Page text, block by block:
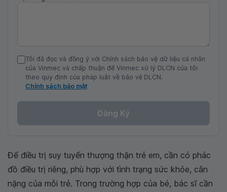
Tôi đã đọc và đồng ý với Chính sách bảo vệ dữ liệu cá nhân
của Vinmec và chấp thuận để Vinmec xử lý DLCN của tôi
theo quy định của pháp luật về bảo vệ DLCN.
Chính sách bảo mật
Đăng Ký
Để điều trị suy tuyến thượng thận trẻ em, cần có phác
đồ điều trị riêng, phù hợp với tình trạng sức khỏe, cân
nặng của mỗi trẻ. Trong trường hợp của bé, bác sĩ cần